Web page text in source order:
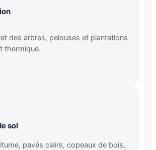
des arbres, pelouses et plantations
thermique.
sol
pavés clairs, copeaux de bois,